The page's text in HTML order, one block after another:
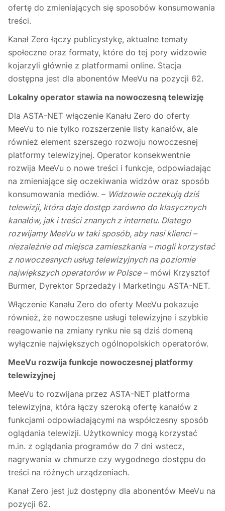
ofertę do zmieniających się sposobów konsumowania
treści.
Kanał Zero łączy publicystykę, aktualne tematy
społeczne oraz formaty, które do tej pory widzowie
kojarzyli głównie z platformami online. Stacja
dostępna jest dla abonentów MeeVu na pozycji 62.
Lokalny operator stawia na nowoczesną telewizję
Dla ASTA-NET włączenie Kanału Zero do oferty
MeeVu to nie tylko rozszerzenie listy kanałów, ale
również element szerszego rozwoju nowoczesnej
platformy telewizyjnej. Operator konsekwentnie
rozwija MeeVu o nowe treści i funkcje, odpowiadając
na zmieniające się oczekiwania widzów oraz sposób
konsumowania mediów. – Widzowie oczekują dziś
telewizji, która daje dostęp zarówno do klasycznych
kanałów, jak i treści znanych z internetu. Dlatego
rozwijamy MeeVu w taki sposób, aby nasi klienci –
niezależnie od miejsca zamieszkania – mogli korzystać
z nowoczesnych usług telewizyjnych na poziomie
największych operatorów w Polsce– mówi Krzysztof
Burmer, Dyrektor Sprzedaży i Marketingu ASTA-NET.
Włączenie Kanału Zero do oferty MeeVu pokazuje
również, że nowoczesne usługi telewizyjne i szybkie
reagowanie na zmiany rynku nie są dziś domeną
wyłącznie największych ogólnopolskich operatorów.
MeeVu rozwija funkcje nowoczesnej platformy
telewizyjnej
MeeVu to rozwijana przez ASTA-NET platforma
telewizyjna, która łączy szeroką ofertę kanałów z
funkcjami odpowiadającymi na współczesny sposób
oglądania telewizji. Użytkownicy mogą korzystać
m.in. z oglądania programów do 7 dni wstecz,
nagrywania w chmurze czy wygodnego dostępu do
treści na różnych urządzeniach.
Kanał Zero jest już dostępny dla abonentów MeeVu na
pozycji 62.